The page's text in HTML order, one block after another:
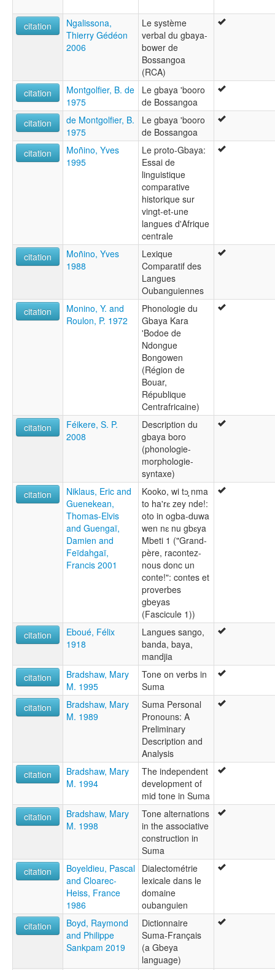
citation
Ngalissona,
Thierry Gédéon
2006
Le système
verbal du gbaya-
bower de
Bossangoa
(RCA)
citation
Montgolfier, B. de
1975
Le gbaya 'booro
de Bossangoa
citation
de Montgolfier, B.
1975
Le gbaya 'booro
de Bossangoa
citation
Moñino, Yves
1995
Le proto-Gbaya:
Essai de
linguistique
comparative
historique sur
vingt-et-une
langues d'Afrique
centrale
citation
Moñino, Yves
1988
Lexique
Comparatif des
Langues
Oubanguiennes
citation
Monino, Y. and
Roulon, P. 1972
Phonologie du
Gbaya Kara
'Bodoe de
Ndongue
Bongowen
(Région de
Bouar,
République
Centrafricaine)
citation
Féikere, S. P.
2008
Description du
gbaya boro
(phonologie-
morphologie-
syntaxe)
citation
Niklaus, Eric and
Guenekean,
Thomas-Elvis
and Guengaï,
Damien and
Feïdahgaï,
Francis 2001
Kooko, wi tɔ̧ nma
to ha'rɛ zey nde!:
oto in ogba-duwa
wen nɛ nu gbɛya
Mbeti 1 ("Grand-
père, racontez-
nous donc un
conte!": contes et
proverbes
gbeyas
(Fascicule 1))
citation
Eboué, Félix
1918
Langues sango,
banda, baya,
mandjia
citation
Bradshaw, Mary
M. 1995
Tone on verbs in
Suma
citation
Bradshaw, Mary
M. 1989
Suma Personal
Pronouns: A
Preliminary
Description and
Analysis
citation
Bradshaw, Mary
M. 1994
The independent
development of
mid tone in Suma
citation
Bradshaw, Mary
M. 1998
Tone alternations
in the associative
construction in
Suma
citation
Boyeldieu, Pascal
and Cloarec-
Heiss, France
1986
Dialectométrie
lexicale dans le
domaine
oubanguien
citation
Boyd, Raymond
and Philippe
Sankpam 2019
Dictionnaire
Suma-Français
(a Gbeya
language)